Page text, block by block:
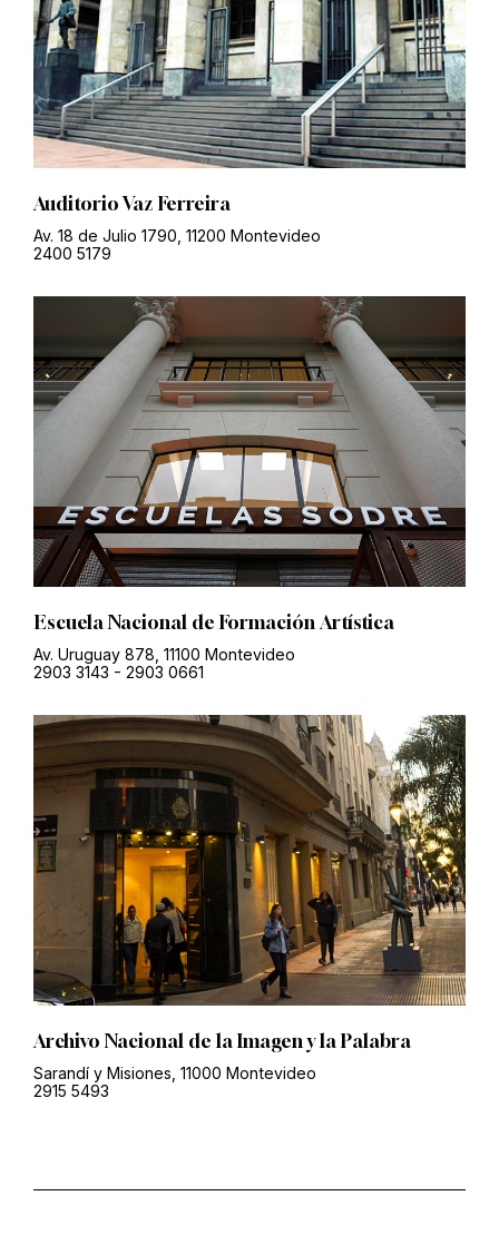
Auditorio Vaz Ferreira
Av. 18 de Julio 1790, 11200 Montevideo
2400 5179
Escuela Nacional de Formación Artística
Av. Uruguay 878, 11100 Montevideo
2903 3143 - 2903 0661
Archivo Nacional de la Imagen y la Palabra
Sarandí y Misiones, 11000 Montevideo
2915 5493